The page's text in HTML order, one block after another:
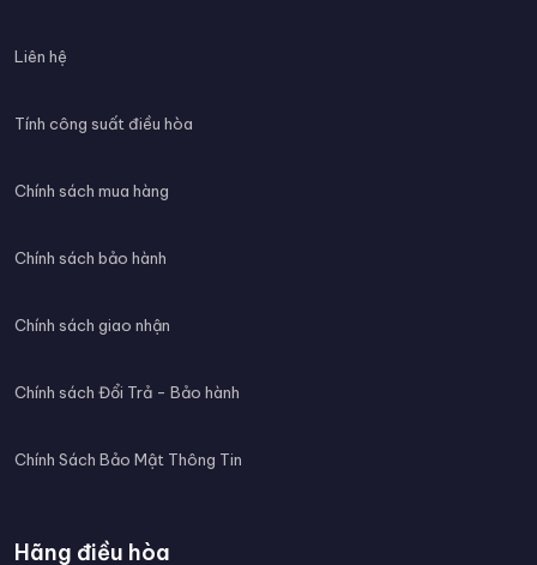
Liên hệ
Tính công suất điều hòa
Chính sách mua hàng
Chính sách bảo hành
Chính sách giao nhận
Chính sách Đổi Trả - Bảo hành
Chính Sách Bảo Mật Thông Tin
Hãng điều hòa